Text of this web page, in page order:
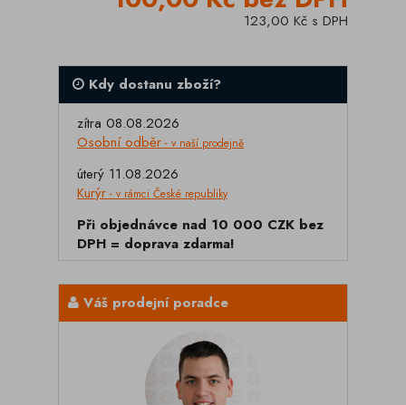
123,00 Kč s DPH
Kdy dostanu zboží?
zítra 08.08.2026
Osobní odběr - v naší prodejně
úterý 11.08.2026
Kurýr - v rámci České republiky
Při objednávce nad 10 000 CZK bez
DPH = doprava zdarma!
Váš prodejní poradce